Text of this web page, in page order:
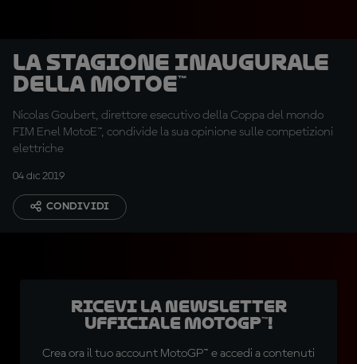
La stagione inaugurale
della MotoE™
Nicolas Goubert, direttore esecutivo della Coppa del mondo
FIM Enel MotoE™, condivide la sua opinione sulle competizioni
elettriche
04 dic 2019
CONDIVIDI
Ricevi la newsletter
ufficiale MotoGP™!
Crea ora il tuo account MotoGP™ e accedi a contenuti